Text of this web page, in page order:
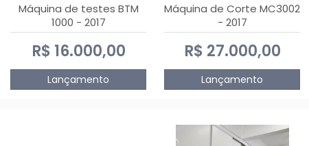
Máquina de testes BTM
1000 - 2017
R$ 16.000,00
Lançamento
Máquina de Corte MC3002
- 2017
R$ 27.000,00
Lançamento